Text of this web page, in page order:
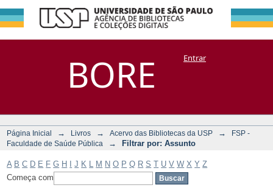
BORE
Filtrar por:
Assunto
DSpace/Manakin + CoriscoEntrar
Página Inicial → Livros → Acervo das Bibliotecas da USP →
FSP -
Faculdade de Saúde Pública
→ Filtrar por: Assunto
A B C D E F G H J K M N O P Q R S T U V W X Y Z
Começa com